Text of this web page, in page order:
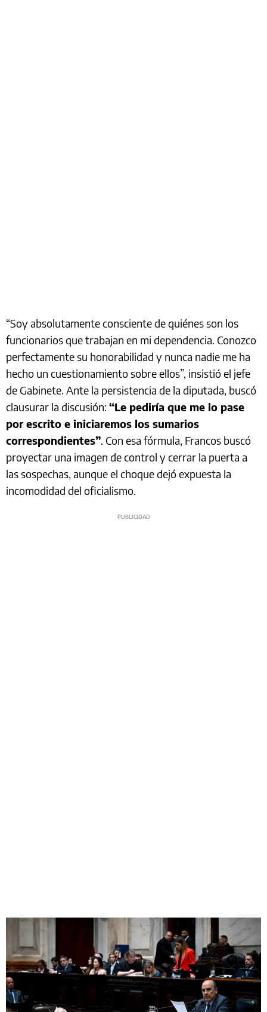
“Soy absolutamente consciente de quiénes son los
funcionarios que trabajan en mi dependencia. Conozco
perfectamente su honorabilidad y nunca nadie me ha
hecho un cuestionamiento sobre ellos”, insistió el jefe
de Gabinete. Ante la persistencia de la diputada, buscó
clausurar la discusión: “Le pediría que me lo pase
por escrito e iniciaremos los sumarios
correspondientes”. Con esa fórmula, Francos buscó
proyectar una imagen de control y cerrar la puerta a
las sospechas, aunque el choque dejó expuesta la
incomodidad del oficialismo.